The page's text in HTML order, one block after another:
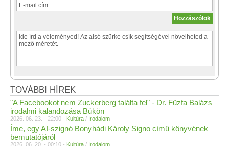
TOVÁBBI HÍREK
"A Facebookot nem Zuckerberg találta fel" - Dr. Fűzfa Balázs
irodalmi kalandozása Bükön
2026. 06. 23. - 22:00 - Kultúra / Irodalom
Íme, egy AI-szignó Bonyhádi Károly Signo című könyvének
bemutatójáról
2026. 06. 20. - 00:10 - Kultúra / Irodalom